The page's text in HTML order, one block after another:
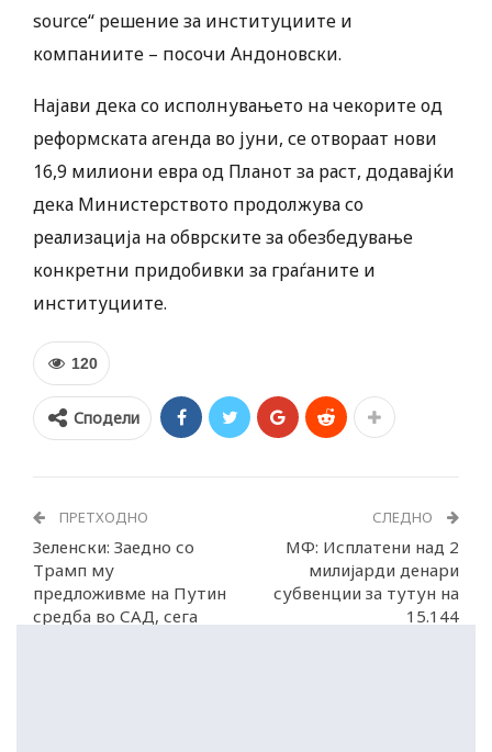
source“ решение за институциите и
компаниите – посочи Андоновски.
Најави дека со исполнувањето на чекорите од
реформската агенда во јуни, се отвораат нови
16,9 милиони евра од Планот за раст, додавајќи
дека Министерството продолжува со
реализација на обврските за обезбедување
конкретни придобивки за граѓаните и
институциите.
120
Сподели
ПРЕТХОДНО
Зеленски: Заедно со
Трамп му
предложивме на Путин
средба во САД, сега
СЛЕДНО
МФ: Исплатени над 2
милијарди денари
субвенции за тутун на
15.144